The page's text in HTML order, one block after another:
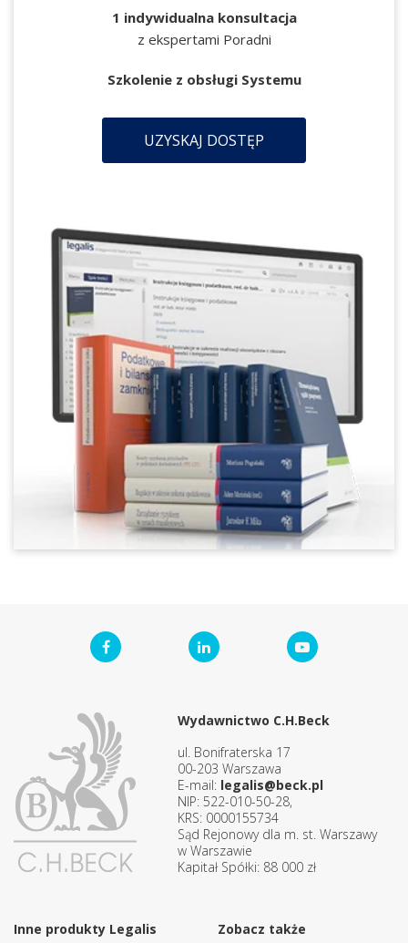
1 indywidualna konsultacja
z ekspertami Poradni
Szkolenie z obsługi Systemu
UZYSKAJ DOSTĘP
Wydawnictwo C.H.Beck
ul. Bonifraterska 17
00-203 Warszawa
E-mail: legalis@beck.pl
NIP: 522-010-50-28,
KRS: 0000155734
Sąd Rejonowy dla m. st. Warszawy
w Warszawie
Kapitał Spółki: 88 000 zł
Inne produkty Legalis Zobacz także